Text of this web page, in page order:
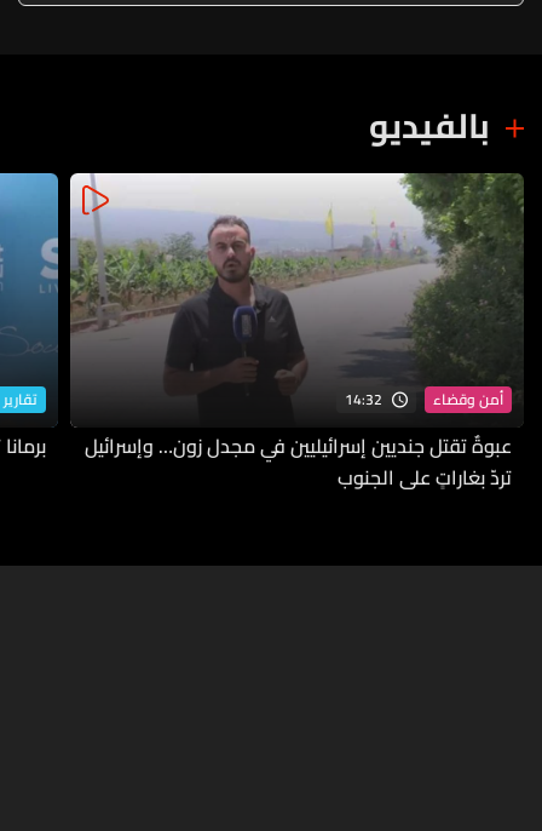
بالفيديو
أمن وقضاء 14:32
عبوةٌ تقتل جنديين إسرائيليين في مجدل زون… وإسرائيل
تردّ بغاراتٍ على الجنوب